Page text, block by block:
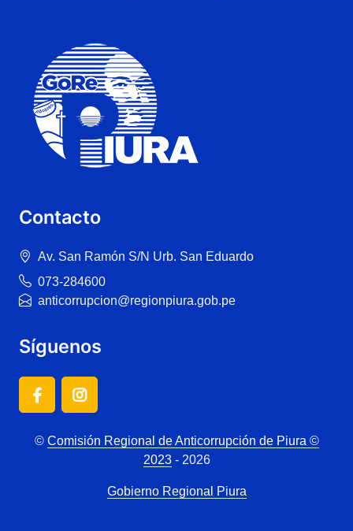
Contacto
Av. San Ramón S/N Urb. San Eduardo
073-284600
anticorrupcion@regionpiura.gob.pe
Síguenos
© Comisión Regional de Anticorrupción de Piura ©
2023- 2026
Gobierno Regional Piura